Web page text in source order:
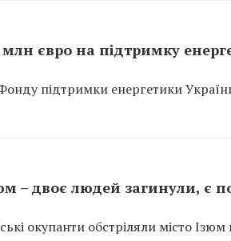
євро на підтримку
підтримки енергетики
– двоє людей загинули, є
окупанти обстріляли місто Ізюм